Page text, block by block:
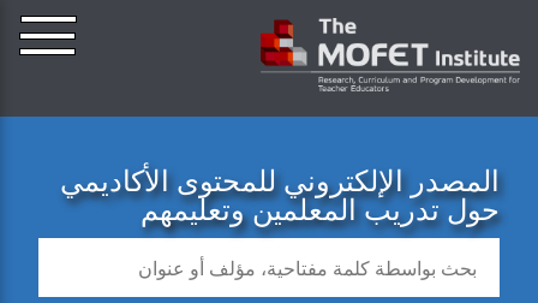
المصدر الإلكتروني للمحتوى الأكاديمي
حول تدريب المعلمين وتعليمهم